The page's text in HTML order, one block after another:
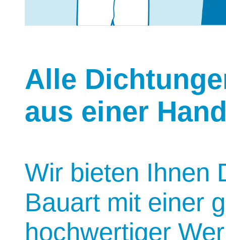
Alle
aus einer
Wir bieten Ihnen
Bauart mit einer
hochwertiger